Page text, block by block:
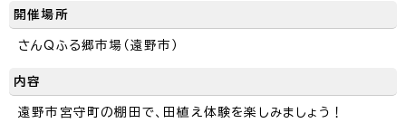
開催場所
さんQふる郷市場（遠野市）
内容
遠野市宮守町の棚田で、田植え体験を楽しみましょう！